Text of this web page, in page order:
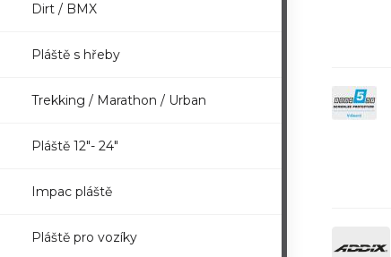
Dirt / BMX
Pláště s hřeby
Trekking / Marathon / Urban
Pláště 12"- 24"
Impac pláště
Pláště pro vozíky